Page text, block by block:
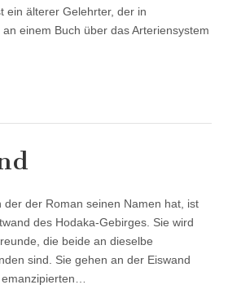
ein älterer Gelehrter, der in
einem Buch über das Arteriensystem
der der Roman seinen Namen hat, ist
des Hodaka-Gebirges. Sie wird
die beide an dieselbe
sind. Sie gehen an der Eiswand